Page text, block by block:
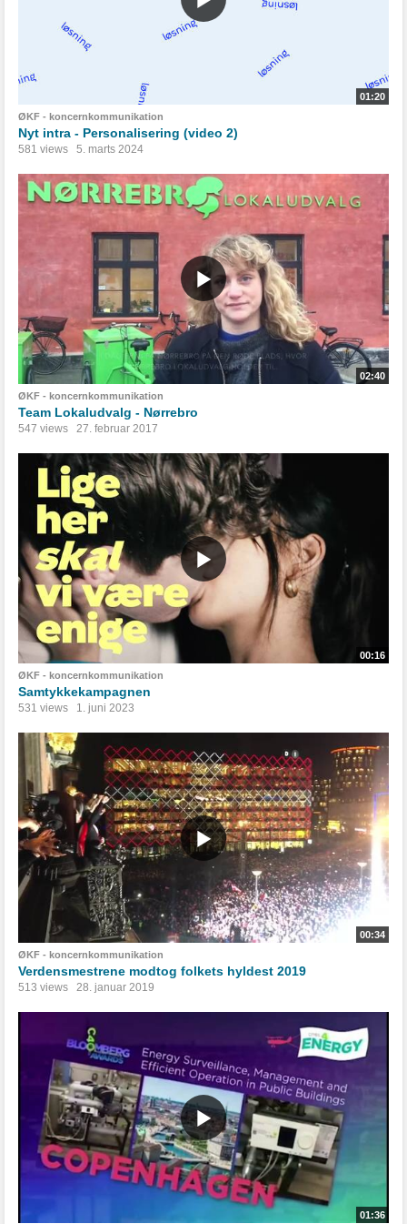
01:20
ØKF - koncernkommunikation
Nyt intra - Personalisering (video 2)
581 views 5. marts 2024
02:40
ØKF - koncernkommunikation
Team Lokaludvalg - Nørrebro
547 views 27. februar 2017
00:16
ØKF - koncernkommunikation
Samtykkekampagnen
531 views 1. juni 2023
00:34
ØKF - koncernkommunikation
Verdensmestrene modtog folkets hyldest 2019
513 views 28. januar 2019
01:36